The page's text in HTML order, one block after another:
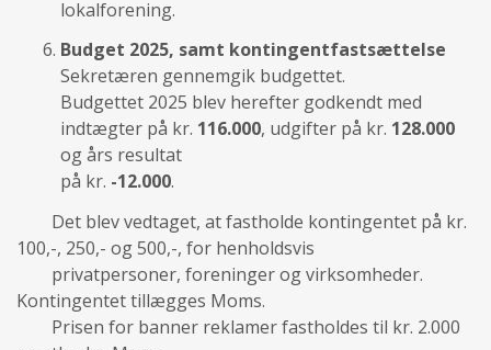
lokalforening.
Budget 2025, samt kontingentfastsættelse
Sekretæren gennemgik budgettet.
Budgettet 2025 blev herefter godkendt med
indtægter på kr. 116.000, udgifter på kr. 128.000
og års resultat
på kr. -12.000.
Det blev vedtaget, at fastholde kontingentet på kr.
100,-, 250,- og 500,-, for henholdsvis
privatpersoner, foreninger og virksomheder.
Kontingentet tillægges Moms.
Prisen for banner reklamer fastholdes til kr. 2.000